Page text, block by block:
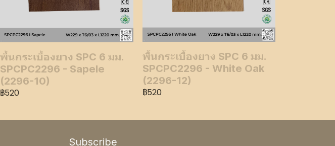
พื้นกระเบื้องยาง SPC 6 มม.
SPCPC2296 - Sapele
(2296-10)
฿520
พื้นกระเบื้องยาง SPC 6 มม.
SPCPC2296 - White Oak
(2296-12)
฿520
Subscribe